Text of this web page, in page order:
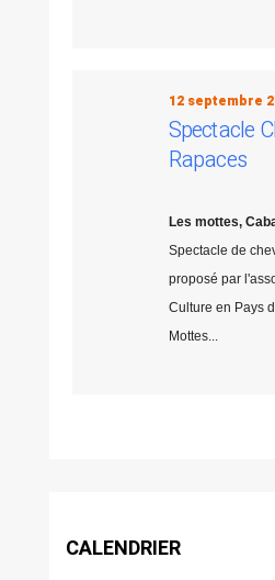
12 septembre
Spectacle
Rapaces
Les mottes,
Spectacle de
proposé par
Culture en Pays
Mottes...
CALENDRIER